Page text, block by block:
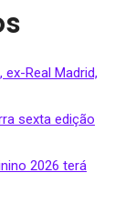
Real Madrid,
sexta edição
2026 terá